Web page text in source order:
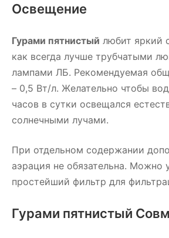
Освещение
Гурами пятнистый любит яркий
как всегда лучше трубчатыми
лампами ЛБ. Рекомендуемая
– 0,5 Вт/л. Желательно чтобы
часов в сутки освещался
солнечными лучами.
При отдельном содержании
аэрация не обязательна. Можно
простейший фильтр для
Гурами пятнистый